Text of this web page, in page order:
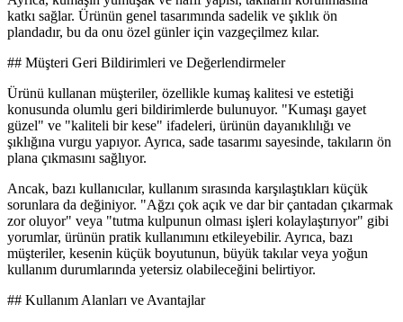
katkı sağlar. Ürünün genel tasarımında sadelik ve şıklık ön
plandadır, bu da onu özel günler için vazgeçilmez kılar.
## Müşteri Geri Bildirimleri ve Değerlendirmeler
Ürünü kullanan müşteriler, özellikle kumaş kalitesi ve estetiği
konusunda olumlu geri bildirimlerde bulunuyor. "Kumaşı gayet
güzel" ve "kaliteli bir kese" ifadeleri, ürünün dayanıklılığı ve
şıklığına vurgu yapıyor. Ayrıca, sade tasarımı sayesinde, takıların ön
plana çıkmasını sağlıyor.
Ancak, bazı kullanıcılar, kullanım sırasında karşılaştıkları küçük
sorunlara da değiniyor. "Ağzı çok açık ve dar bir çantadan çıkarmak
zor oluyor" veya "tutma kulpunun olması işleri kolaylaştırıyor" gibi
yorumlar, ürünün pratik kullanımını etkileyebilir. Ayrıca, bazı
müşteriler, kesenin küçük boyutunun, büyük takılar veya yoğun
kullanım durumlarında yetersiz olabileceğini belirtiyor.
## Kullanım Alanları ve Avantajlar